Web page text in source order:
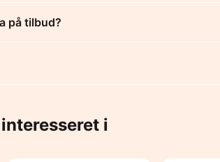
på tilbud?
i